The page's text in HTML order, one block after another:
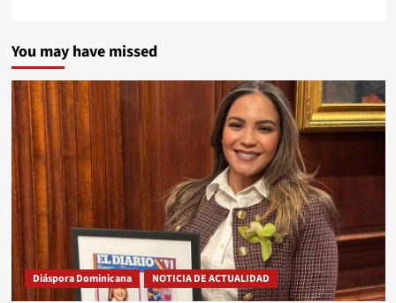
You may have missed
Diáspora Dominicana NOTICIA DE ACTUALIDAD